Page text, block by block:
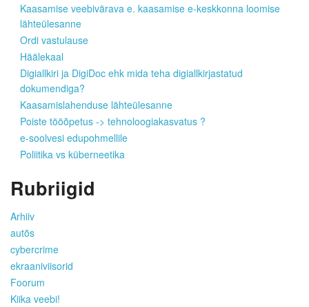
Kaasamise veebivärava e. kaasamise e-keskkonna loomise
lähteülesanne
Ordi vastulause
Häälekaal
Digiallkiri ja DigiDoc ehk mida teha digiallkirjastatud
dokumendiga?
Kaasamislahenduse lähteülesanne
Poiste tööõpetus -> tehnoloogiakasvatus ?
e-soolvesi edupohmellile
Poliitika vs küberneetika
Rubriigid
Arhiiv
autõs
cybercrime
ekraaniviisorid
Foorum
Kiika veebi!